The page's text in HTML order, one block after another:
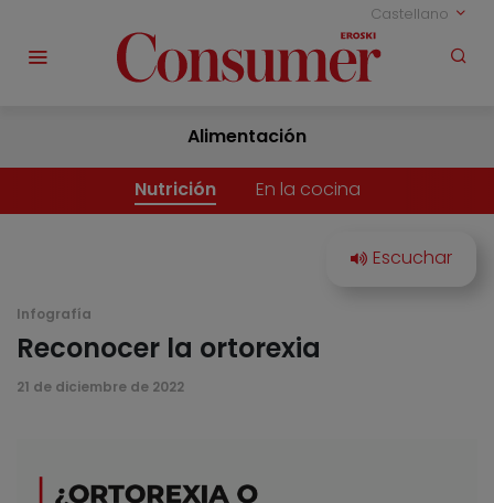
Castellano
Alimentación
Nutrición En la cocina
Infografía
Reconocer la ortorexia
21 de diciembre de 2022